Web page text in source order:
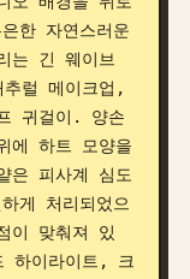
한 자연스러운
는 긴 웨이브
럴 메이크업,
귀걸이. 양손
에 하트 모양을
은 피사계 심도
게 처리되었으
이 맞춰져 있
하이라이트, 크